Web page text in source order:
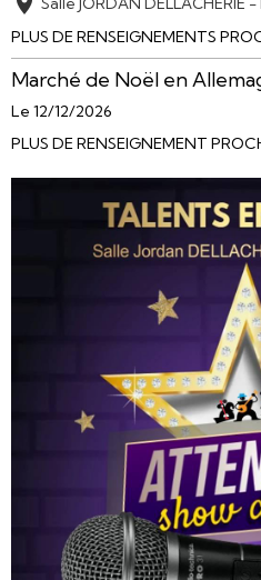
PLUS DE RENSEIGNEMENTS
Marché de Noël en
Le 12/12/2026
PLUS DE RENSEIGNEMENT